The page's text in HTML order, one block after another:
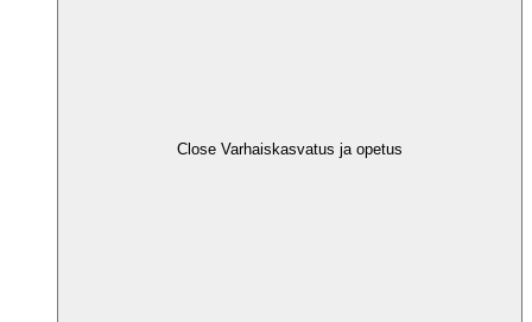
Close Varhaiskasvatus ja opetus